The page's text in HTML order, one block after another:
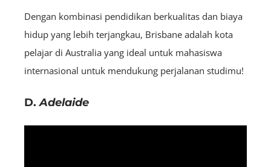
Dengan kombinasi pendidikan berkualitas dan biaya
hidup yang lebih terjangkau, Brisbane adalah kota
pelajar di Australia yang ideal untuk mahasiswa
internasional untuk mendukung perjalanan studimu!
D.Adelaide